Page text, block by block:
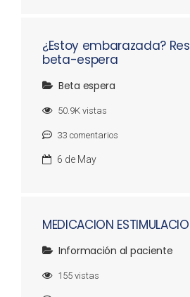
¿Estoy embarazada?
beta-espera
Beta espera
50.9K vistas
33 comentarios
6 de May
MEDICACION
Información al paciente
155 vistas